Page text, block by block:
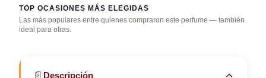
TOP OCASIONES MÁS ELEGIDAS
Las más populares entre quienes compraron este perfume — también
ideal para otras.
Día caluroso /
clima cálido
Salida casual de
📄 Descripción